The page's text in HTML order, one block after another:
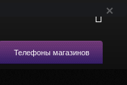
Телефоны магазинов